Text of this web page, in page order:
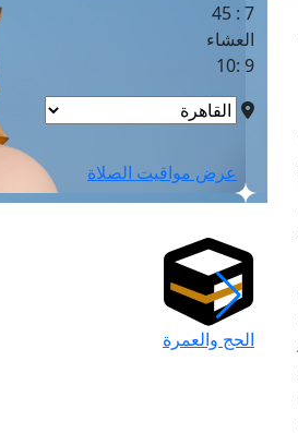
7 : 45
العشاء
9 :10
عرض مواقيت الصلاة
الحج والعمرة